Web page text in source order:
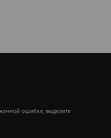
ошибке, выделите